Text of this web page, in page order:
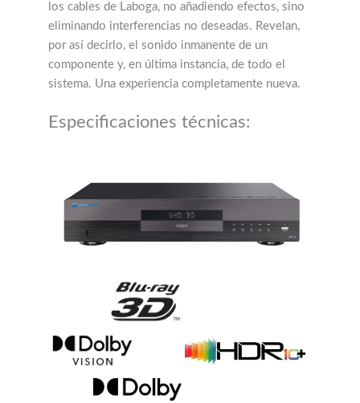
los cables de Laboga, no añadiendo efectos, sino
eliminando interferencias no deseadas. Revelan,
por así decirlo, el sonido inmanente de un
componente y, en última instancia, de todo el
sistema. Una experiencia completamente nueva.
Especificaciones técnicas: